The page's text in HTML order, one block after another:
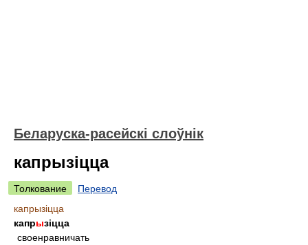
Беларуска-расейскі слоўнік
капрызіцца
Толкование
Перевод
капрызіцца
капрызіцца
своенравничать